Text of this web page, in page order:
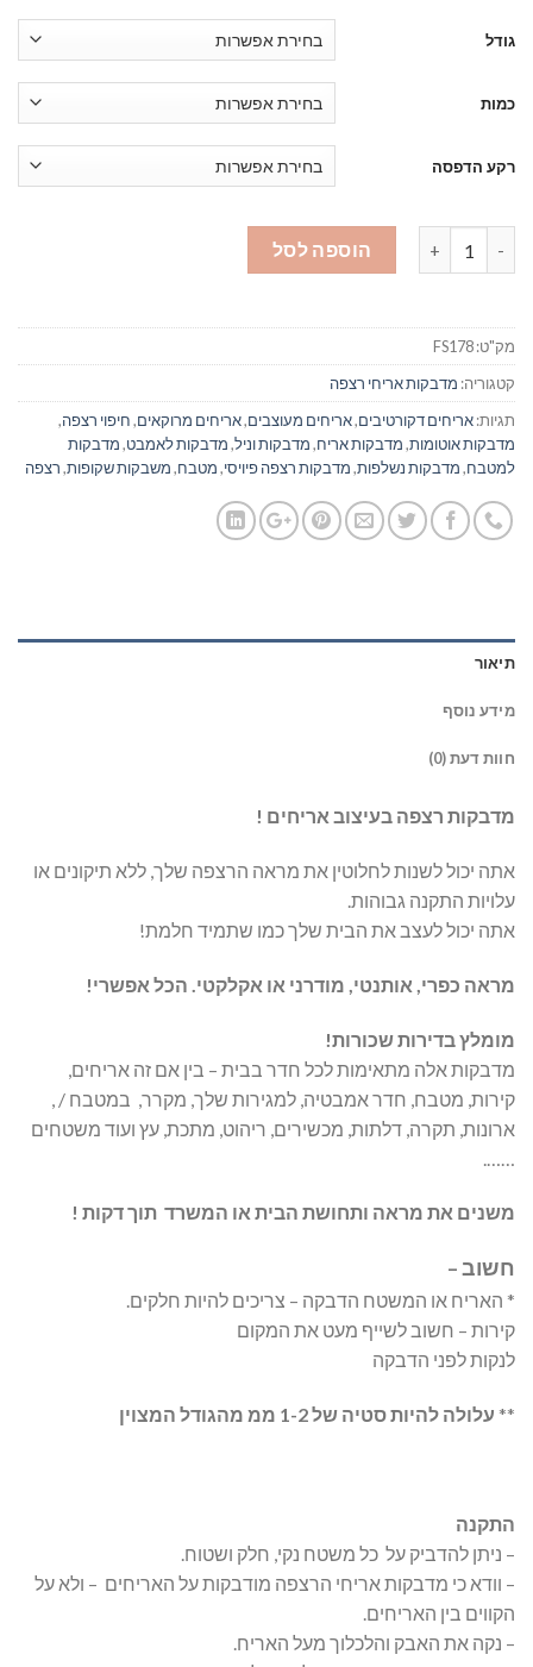
גודל
כמות
רקע הדפסה
כמות של מדבקות אריחים לרצפה 178 תכלת ירקרק
הוספה לסל
מק"ט:FS178
קטגוריה: מדבקות אריחי רצפה
תגיות:אריחים דקורטיבים,אריחים מעוצבים,אריחים מרוקאים,חיפוי רצפה,
מדבקות אוטומות,מדבקות אריח,מדבקות וניל,מדבקות לאמבט,מדבקות
למטבח,מדבקות נשלפות,מדבקות רצפה פיויסי,מטבח,משבקות שקופות,רצפה
תיאור
מידע נוסף
חוות דעת (0)
מדבקות רצפה בעיצוב אריחים !
אתה יכול לשנות לחלוטין את מראה הרצפה שלך, ללא תיקונים או
עלויות התקנה גבוהות.
אתה יכול לעצב את הבית שלך כמו שתמיד חלמת!
מראה כפרי, אותנטי, מודרני או אקלקטי. הכל אפשרי!
מומלץ בדירות שכורות!
מדבקות אלה מתאימות לכל חדר בבית – בין אם זה אריחים,
קירות, מטבח, חדר אמבטיה, למגירות שלך, מקרר, במטבח / ,
ארונות, תקרה, דלתות, מכשירים, ריהוט, מתכת, עץ ועוד משטחים
משנים את מראה ותחושת הבית או המשרד תוך דקות !
חשוב –
* האריח או המשטח הדבקה – צריכים להיות חלקים.
קירות – חשוב לשייף מעט את המקום
לנקות לפני הדבקה
** עלולה להיות סטיה של 1-2 ממ מהגודל המצוין
התקנה
– ניתן להדביק על כל משטח נקי, חלק ושטוח.
– וודא כי מדבקות אריחי הרצפה מודבקות על האריחים – ולא על
הקווים בין האריחים.
– נקה את האבק והלכלוך מעל האריח.